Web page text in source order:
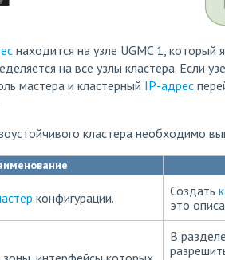
находится на узле UGMC 1, который
на все узлы кластера. Если
мастера и кластерный IP-адрес
кластера необходимо
конфигурации. Создать
это
В